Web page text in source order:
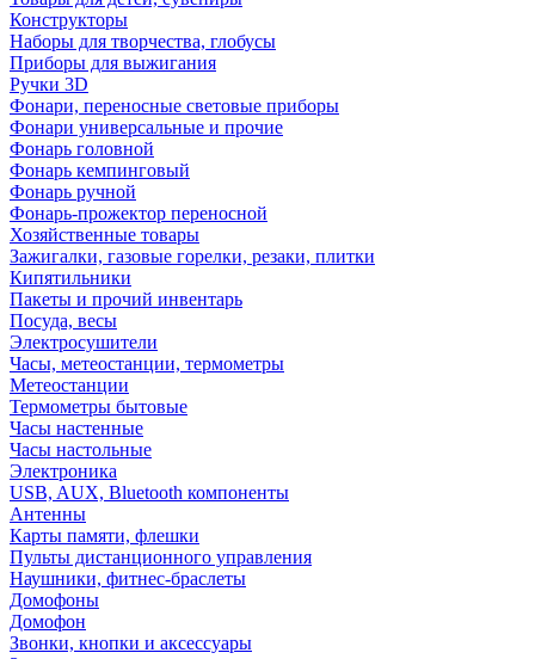
Конструкторы
Наборы для творчества, глобусы
Приборы для выжигания
Ручки 3D
Фонари, переносные световые приборы
Фонари универсальные и прочие
Фонарь головной
Фонарь кемпинговый
Фонарь ручной
Фонарь-прожектор переносной
Хозяйственные товары
Зажигалки, газовые горелки, резаки, плитки
Кипятильники
Пакеты и прочий инвентарь
Посуда, весы
Электросушители
Часы, метеостанции, термометры
Метеостанции
Термометры бытовые
Часы настенные
Часы настольные
Электроника
USB, AUX, Bluetooth компоненты
Антенны
Карты памяти, флешки
Пульты дистанционного управления
Наушники, фитнес-браслеты
Домофоны
Домофон
Звонки, кнопки и аксессуары